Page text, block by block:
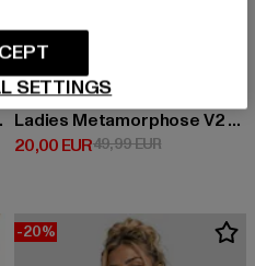
29,99 EUR
MJ GONZALES
Ladies Metamorphose V2 x Heavy Oversized
20,00 EUR
Derzeitiger Preis: 20,00 EUR
49,99 EURAktionspreis:
-20%
SETTINGS